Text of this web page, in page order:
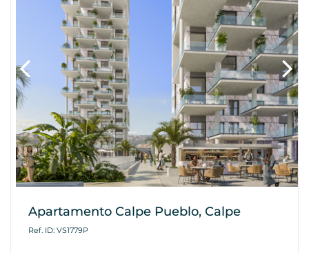
Apartamento Calpe Pueblo, Calpe
Ref. ID: VS1779P